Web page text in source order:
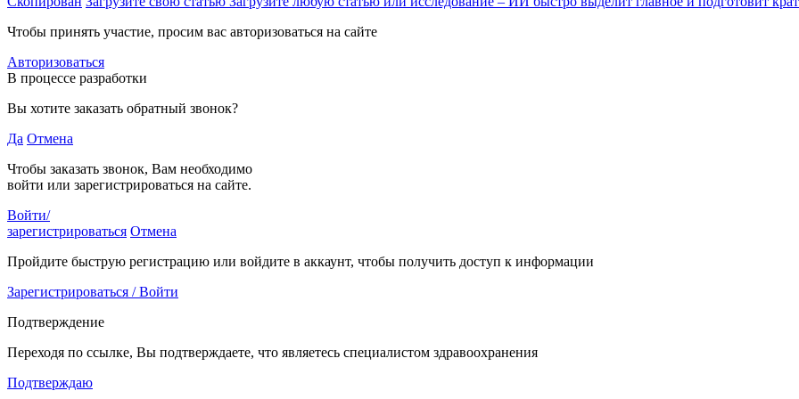
Чтобы принять участие, просим вас авторизоваться на сайте
Авторизоваться
В процессе разработки
Вы хотите заказать обратный звонок?
Да Отмена
Чтобы заказать звонок, Вам необходимо
войти или зарегистрироваться на сайте.
Войти/
зарегистрироваться Отмена
Пройдите быструю регистрацию или войдите в аккаунт, чтобы получить доступ к информации
Зарегистрироваться / Войти
Подтверждение
Переходя по ссылке, Вы подтверждаете, что являетесь специалистом здравоохранения
Подтверждаю